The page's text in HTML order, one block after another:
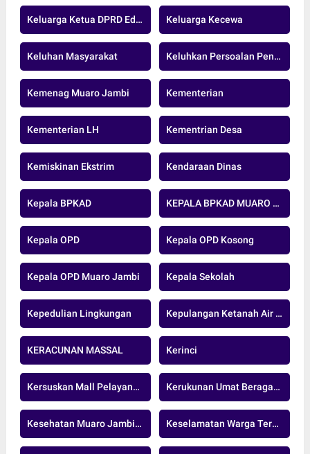
Keluarga Ketua DPRD Edi Purwanto Keluarga Kecewa
Keluhan Masyarakat Keluhkan Persoalan Pengeboran Minyak
Kemenag Muaro Jambi Kementerian
Kementerian LH Kementrian Desa
Kemiskinan Ekstrim Kendaraan Dinas
Kepala BPKAD KEPALA BPKAD MUARO JAMBI
Kepala OPD Kepala OPD Kosong
Kepala OPD Muaro Jambi Kepala Sekolah
Kepedulian Lingkungan Kepulangan Ketanah Air Indonesia
KERACUNAN MASSAL Kerinci
Kersuskan Mall Pelayanan Publik Kerukunan Umat Beragama
Kesehatan Muaro Jambi.nasional Keselamatan Warga Terancam